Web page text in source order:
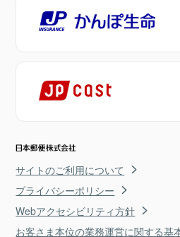
サイトのご利用について
プライバシーポリシー
Webアクセシビリティ方針
お客さま本位の業務運営に関する基